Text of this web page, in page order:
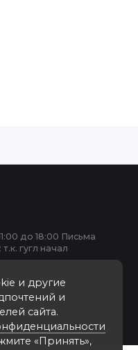
и другие
и
сайта.
«Принять»,
до 18:00 Письма
гугл начал